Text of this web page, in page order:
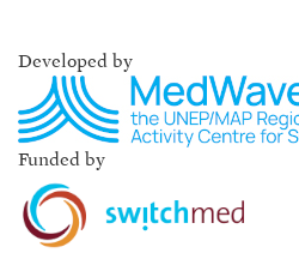
Developed by
Funded by